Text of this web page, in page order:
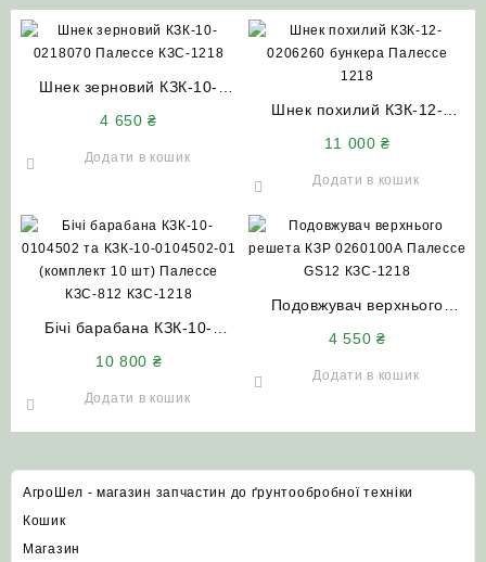
Шнек зерновий КЗК-10-
4 650₴
Додати в кошик
Шнек похилий КЗК-12-
бункера Палессе 1218
11 000₴
Додати в кошик
Бічі барабана КЗК-10-
0104502-01 (комплект 10
шт) Палессе КЗС-812
10 800 ₴
Додати в кошик
Подовжувач верхнього
Палессе GS12 КЗС-1218
4 550₴
Додати в кошик
АгроШел - магазин запчастин до ґрунтообробної техніки
Кошик
Магазин